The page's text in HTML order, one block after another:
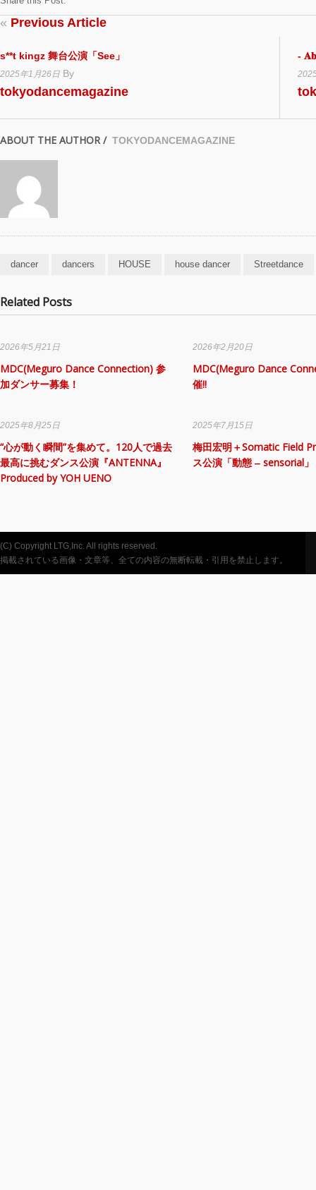
« Previous Article
s**t kingz 舞台公演「See」
2025年1月26日 By
tokyodancemagazine
-
ABOUT THE AUTHOR / TOKYODANCEMAGAZINE
dancer dancers HOUSE house dancer Streetdance
Related Posts
2026年5月21日
MDC(Meguro Dance Connection) 参
加ダンサー募集！
2026年2月20日
MDC(Meguro Dance
催!!
2025年8月25日
“心が動く瞬間”を集めて。120人で過去
最高に挑むダンス公演『ANTENNA』
Produced by YOH UENO
2025年7月15日
梅田宏明＋Somatic Field
ス公演「動態 ‒ sensorial」
(C) Copyright LTG,Inc. All rights reserved.
掲載されている画像・文章等、全ての内容の無断転載・引用を禁止します。